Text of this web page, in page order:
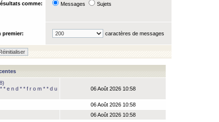
comme: Messages Sujets
premier: caractères de messages
* e n d * * f r o m * * d u
06 Août 2026 10:58
06 Août 2026 10:58
06 Août 2026 10:58